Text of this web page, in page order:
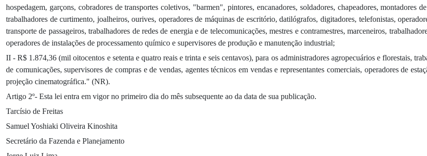
hospedagem, garçons, cobradores de transportes coletivos, "barmen", pintores, encanadores, soldadores, chapeadores, montadores
trabalhadores de curtimento, joalheiros, ourives, operadores de máquinas de escritório, datilógrafos, digitadores, telefonistas,
transporte de passageiros, trabalhadores de redes de energia e de telecomunicações, mestres e contramestres, marceneiros,
operadores de instalações de processamento químico e supervisores de produção e manutenção industrial;
II - R$ 1.874,36 (mil oitocentos e setenta e quatro reais e trinta e seis centavos), para os administradores agropecuários e florestais,
de comunicações, supervisores de compras e de vendas, agentes técnicos em vendas e representantes comerciais, operadores de
projeção cinematográfica." (NR).
Artigo 2º- Esta lei entra em vigor no primeiro dia do mês subsequente ao da data de sua publicação.
Tarcísio de Freitas
Samuel Yoshiaki Oliveira Kinoshita
Secretário da Fazenda e Planejamento